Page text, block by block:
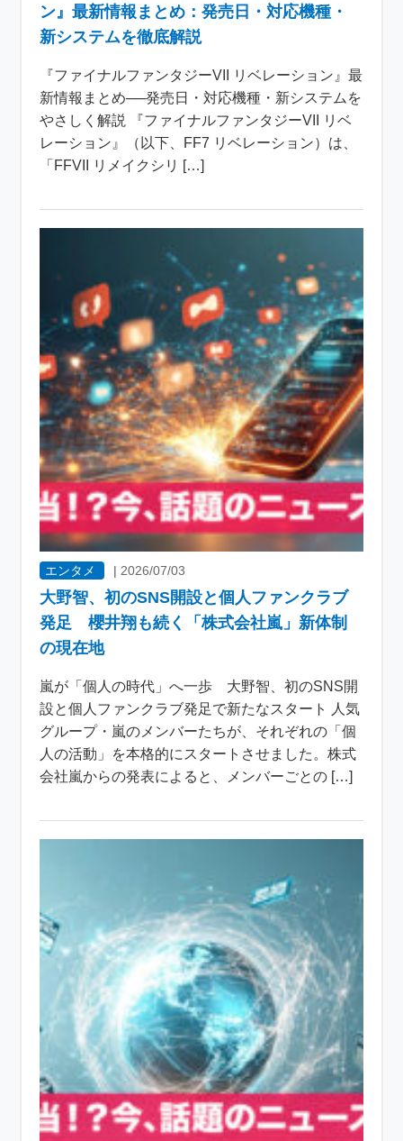
ン』最新情報まとめ：発売日・対応機種・
新システムを徹底解説
『ファイナルファンタジーVII リベレーション』最
新情報まとめ──発売日・対応機種・新システムを
やさしく解説 『ファイナルファンタジーVII リベ
レーション』（以下、FF7 リベレーション）は、
「FFVII リメイクシリ […]
エンタメ |2026/07/03
大野智、初のSNS開設と個人ファンクラブ
発足 櫻井翔も続く「株式会社嵐」新体制
の現在地
嵐が「個人の時代」へ一歩 大野智、初のSNS開
設と個人ファンクラブ発足で新たなスタート 人気
グループ・嵐のメンバーたちが、それぞれの「個
人の活動」を本格的にスタートさせました。株式
会社嵐からの発表によると、メンバーごとの […]